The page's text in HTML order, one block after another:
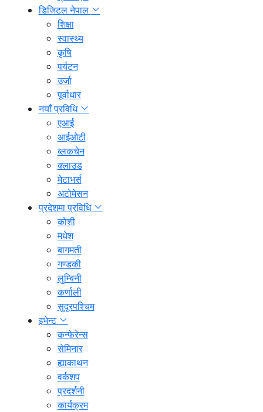
डिजिटल नेपाल
शिक्षा
स्वास्थ्य
कृषि
पर्यटन
उर्जा
पूर्वाधार
नयाँ प्रविधि
एआई
आईओटी
ब्लकचेन
क्लाउड
मेटाभर्स
अटोमेसन
प्रदेशमा प्रविधि
कोशी
मधेश
बागमती
गण्डकी
लुम्बिनी
कर्णाली
सुदूरपश्चिम
इभेन्ट
कन्फेरेन्स
सेमिनार
ह्याकाथन
वर्कशप
प्रदर्शनी
कार्यक्रम